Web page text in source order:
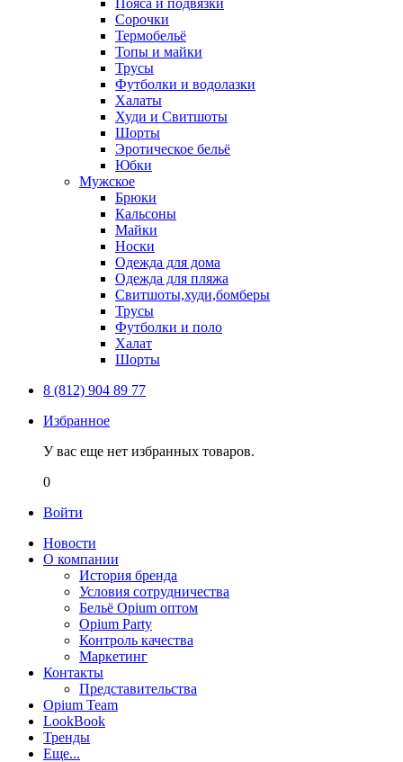
Пояса и подвязки
Сорочки
Термобельё
Топы и майки
Трусы
Футболки и водолазки
Халаты
Худи и Свитшоты
Шорты
Эротическое бельё
Юбки
Мужское
Брюки
Кальсоны
Майки
Носки
Одежда для дома
Одежда для пляжа
Свитшоты,худи,бомберы
Трусы
Футболки и поло
Халат
Шорты
8 (812) 904 89 77
Избранное
У вас еще нет избранных товаров.
0
Войти
Новости
О компании
История бренда
Условия сотрудничества
Бельё Opium оптом
Opium Party
Контроль качества
Маркетинг
Контакты
Представительства
Opium Team
LookBook
Тренды
Еще...